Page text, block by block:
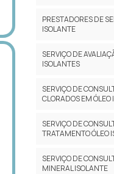
PRESTADORES DE
ISOLANTE
SERVIÇO DE
ISOLANTES
SERVIÇO DE
CLORADOS EM ÓLEO
SERVIÇO DE
TRATAMENTO ÓLEO
SERVIÇO DE
MINERAL ISOLANTE